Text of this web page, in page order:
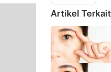
Artikel Terkait